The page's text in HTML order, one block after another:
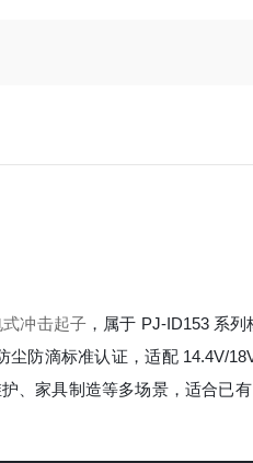
冲击起子 ，属于 PJ-ID153 系
尘防滴标准认证，适配 14.4V/
、家具制造等多场景，适合已